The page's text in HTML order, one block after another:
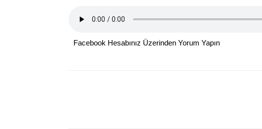
Facebook Hesabınız Üzerinden Yorum Yapın